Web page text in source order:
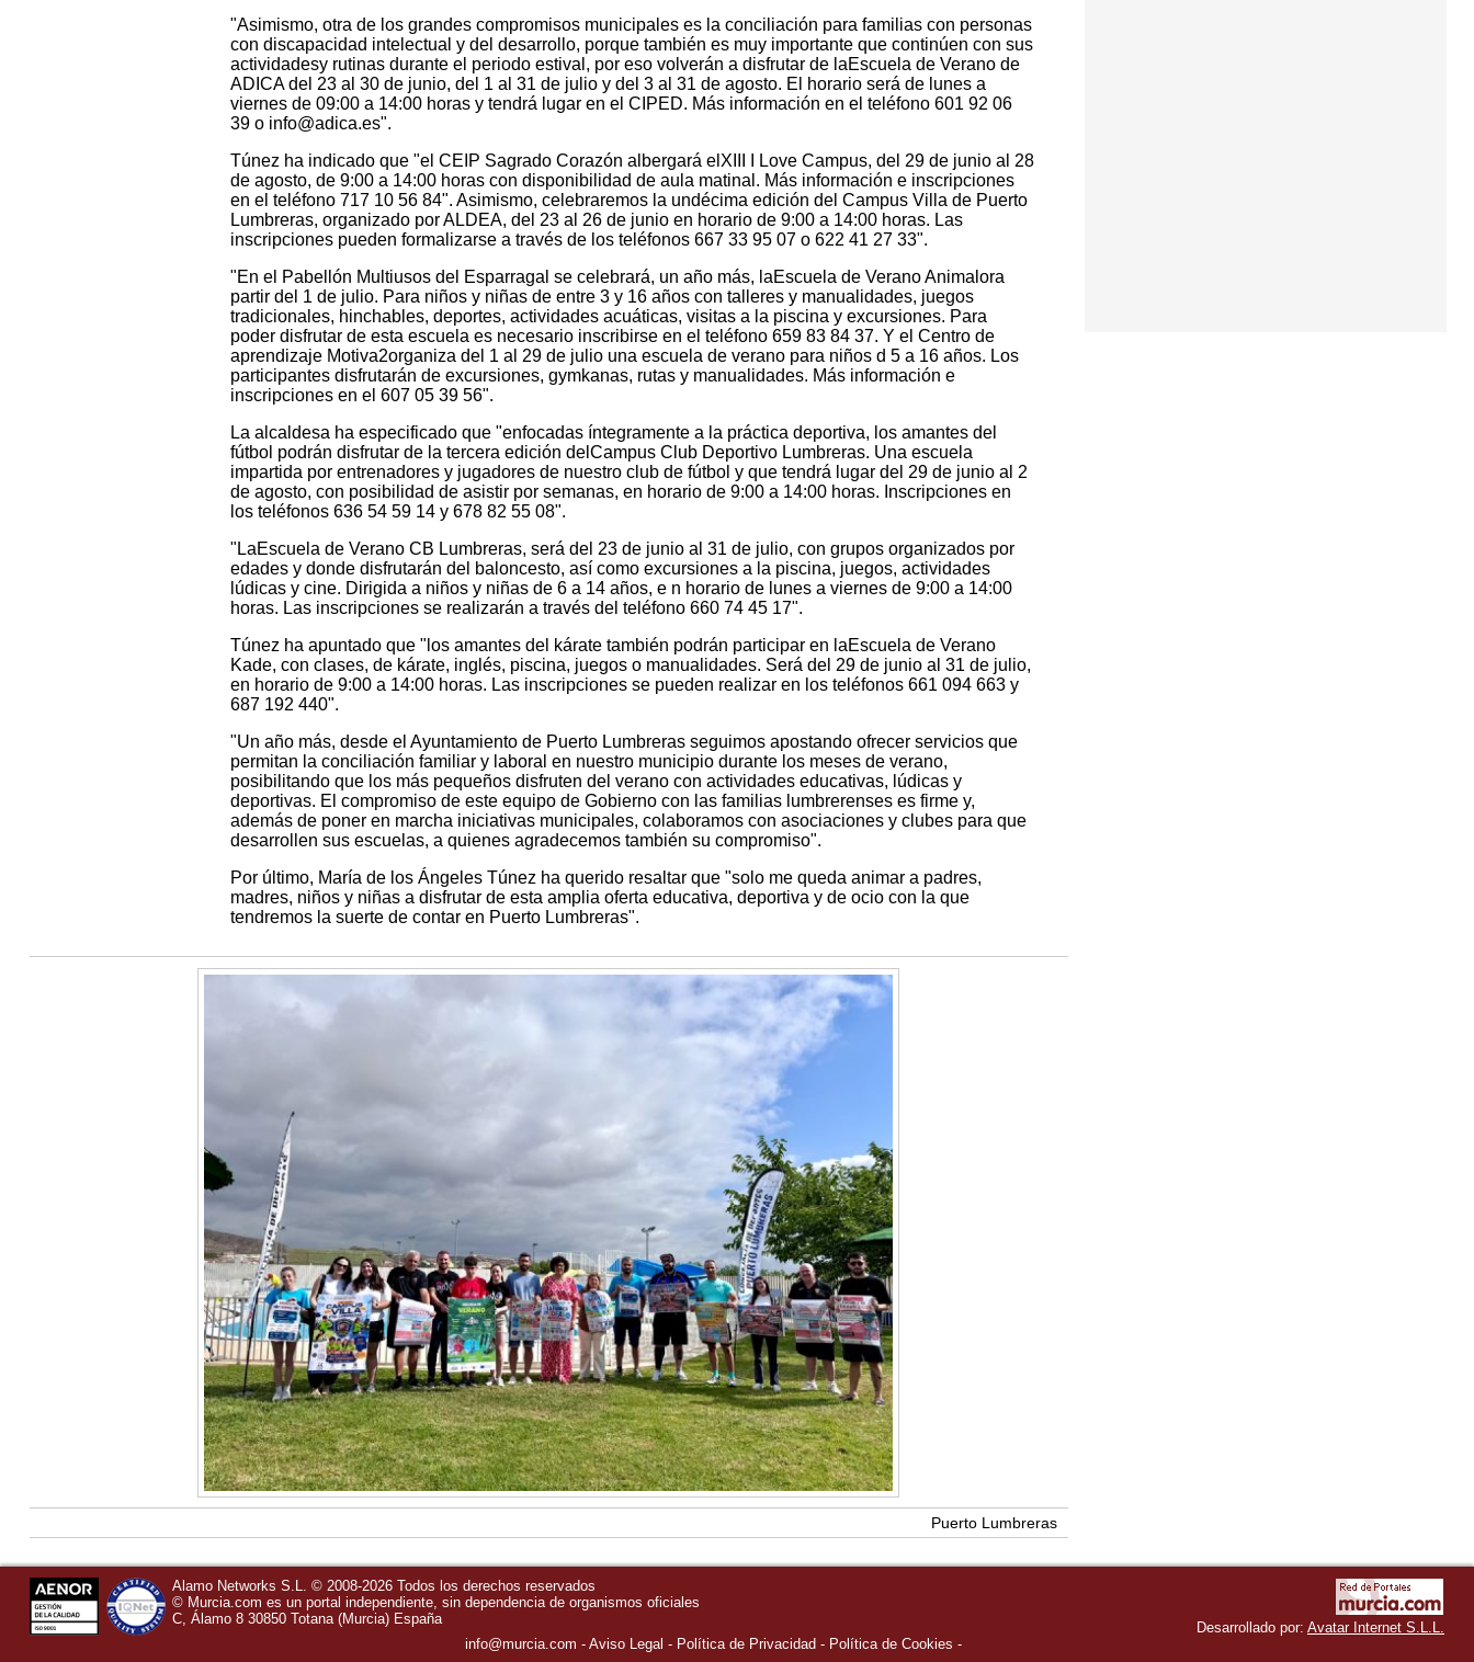
"Asimismo, otra de los grandes compromisos municipales es la conciliación para familias con personas
con discapacidad intelectual y del desarrollo, porque también es muy importante que continúen con sus
actividadesy rutinas durante el periodo estival, por eso volverán a disfrutar de laEscuela de Verano de
ADICA del 23 al 30 de junio, del 1 al 31 de julio y del 3 al 31 de agosto. El horario será de lunes a
viernes de 09:00 a 14:00 horas y tendrá lugar en el CIPED. Más información en el teléfono 601 92 06
39 o info@adica.es".
Túnez ha indicado que "el CEIP Sagrado Corazón albergará elXIII I Love Campus, del 29 de junio al 28
de agosto, de 9:00 a 14:00 horas con disponibilidad de aula matinal. Más información e inscripciones
en el teléfono 717 10 56 84". Asimismo, celebraremos la undécima edición del Campus Villa de Puerto
Lumbreras, organizado por ALDEA, del 23 al 26 de junio en horario de 9:00 a 14:00 horas. Las
inscripciones pueden formalizarse a través de los teléfonos 667 33 95 07 o 622 41 27 33".
"En el Pabellón Multiusos del Esparragal se celebrará, un año más, laEscuela de Verano Animalora
partir del 1 de julio. Para niños y niñas de entre 3 y 16 años con talleres y manualidades, juegos
tradicionales, hinchables, deportes, actividades acuáticas, visitas a la piscina y excursiones. Para
poder disfrutar de esta escuela es necesario inscribirse en el teléfono 659 83 84 37. Y el Centro de
aprendizaje Motiva2organiza del 1 al 29 de julio una escuela de verano para niños d 5 a 16 años. Los
participantes disfrutarán de excursiones, gymkanas, rutas y manualidades. Más información e
inscripciones en el 607 05 39 56".
La alcaldesa ha especificado que "enfocadas íntegramente a la práctica deportiva, los amantes del
fútbol podrán disfrutar de la tercera edición delCampus Club Deportivo Lumbreras. Una escuela
impartida por entrenadores y jugadores de nuestro club de fútbol y que tendrá lugar del 29 de junio al 2
de agosto, con posibilidad de asistir por semanas, en horario de 9:00 a 14:00 horas. Inscripciones en
los teléfonos 636 54 59 14 y 678 82 55 08".
"LaEscuela de Verano CB Lumbreras, será del 23 de junio al 31 de julio, con grupos organizados por
edades y donde disfrutarán del baloncesto, así como excursiones a la piscina, juegos, actividades
lúdicas y cine. Dirigida a niños y niñas de 6 a 14 años, e n horario de lunes a viernes de 9:00 a 14:00
horas. Las inscripciones se realizarán a través del teléfono 660 74 45 17".
Túnez ha apuntado que "los amantes del kárate también podrán participar en laEscuela de Verano
Kade, con clases, de kárate, inglés, piscina, juegos o manualidades. Será del 29 de junio al 31 de julio,
en horario de 9:00 a 14:00 horas. Las inscripciones se pueden realizar en los teléfonos 661 094 663 y
687 192 440".
"Un año más, desde el Ayuntamiento de Puerto Lumbreras seguimos apostando ofrecer servicios que
permitan la conciliación familiar y laboral en nuestro municipio durante los meses de verano,
posibilitando que los más pequeños disfruten del verano con actividades educativas, lúdicas y
deportivas. El compromiso de este equipo de Gobierno con las familias lumbrerenses es firme y,
además de poner en marcha iniciativas municipales, colaboramos con asociaciones y clubes para que
desarrollen sus escuelas, a quienes agradecemos también su compromiso".
Por último, María de los Ángeles Túnez ha querido resaltar que "solo me queda animar a padres,
madres, niños y niñas a disfrutar de esta amplia oferta educativa, deportiva y de ocio con la que
tendremos la suerte de contar en Puerto Lumbreras".
Puerto Lumbreras
Alamo Networks S.L. © 2008-2026 Todos los derechos reservados
© Murcia.com es un portal independiente, sin dependencia de organismos oficiales
C, Álamo 8 30850 Totana (Murcia) España
info@murcia.com
Aviso Legal Política de Privacidad - Política de Cookies
Desarrollado por: Avatar Internet S.L.L.